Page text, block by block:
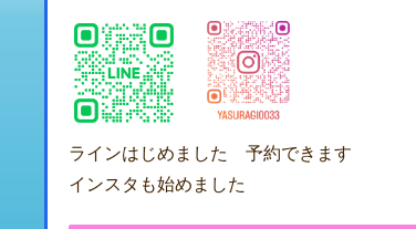
ラインはじめました 予約できます
インスタも始めました